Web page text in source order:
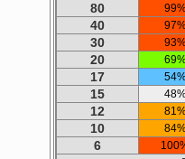
80
40
30
20
17
15
12
10
6